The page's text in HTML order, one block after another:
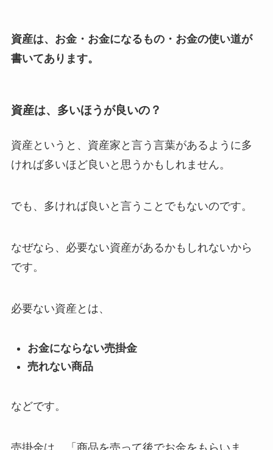
資産は、お金・お金になるもの・お金の使い道が
書いてあります。
資産は、多いほうが良いの？
資産というと、資産家と言う言葉があるように多
ければ多いほど良いと思うかもしれません。
でも、多ければ良いと言うことでもないのです。
なぜなら、必要ない資産があるかもしれないから
です。
必要ない資産とは、
お金にならない売掛金
売れない商品
などです。
売掛金は、「商品を売って後でお金をもらいま